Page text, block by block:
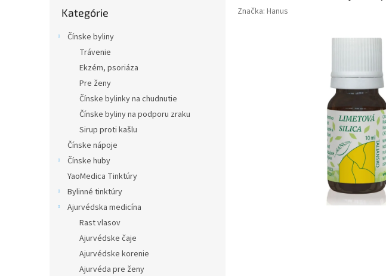
kategórie
Kategórie
Čínske byliny
Trávenie
Ekzém, psoriáza
Pre ženy
Čínske bylinky na chudnutie
Čínske byliny na podporu zraku
Sirup proti kašlu
Čínske nápoje
Čínske huby
YaoMedica Tinktúry
Bylinné tinktúry
Ajurvédska medicína
Rast vlasov
Ajurvédske čaje
Ajurvédske korenie
Ajurvéda pre ženy
Značka: Hanus